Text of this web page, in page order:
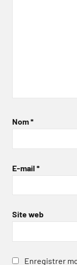
Nom*
E-mail *
Site web
Enregistrer